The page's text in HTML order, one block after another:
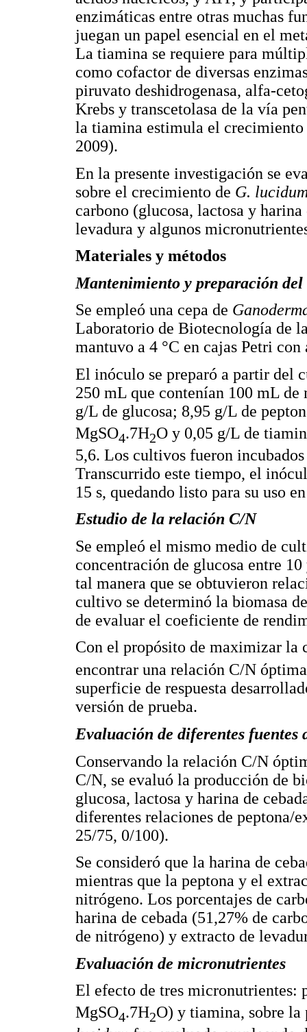
enzimáticas entre otras muchas
juegan un papel esencial en el
La tiamina se requiere para
como cofactor de diversas
piruvato deshidrogenasa, alfa-
Krebs y transcetolasa de la vía
la tiamina estimula el
2009).
En la presente investigación se
sobre el crecimiento de G.
carbono (glucosa, lactosa y
levadura y algunos
Materiales y métodos
Mantenimiento y preparación
Se empleó una cepa de
Laboratorio de Biotecnología de
mantuvo a 4 °C en cajas Petri
El inóculo se preparó a partir del
250 mL que contenían 100 mL
g/L de glucosa; 8,95 g/L de
MgSO4.7H2O y 0,05 g/L de
5,6. Los cultivos fueron
Transcurrido este tiempo, el
15 s, quedando listo para su uso
Estudio de la relación C/N
Se empleó el mismo medio de
concentración de glucosa entre
tal manera que se obtuvieron
cultivo se determinó la biomasa
de evaluar el coeficiente de
Con el propósito de maximizar la
encontrar una relación C/N
superficie de respuesta
versión de prueba.
Evaluación de diferentes fuentes
Conservando la relación C/N
C/N, se evaluó la producción de
glucosa, lactosa y harina de
diferentes relaciones de peptona/
25/75, 0/100).
Se consideró que la harina de
mientras que la peptona y el
nitrógeno. Los porcentajes de
harina de cebada (51,27% de
de nitrógeno) y extracto de
Evaluación de micronutrientes
El efecto de tres micronutrientes:
MgSO4.7H2O) y tiamina, sobre